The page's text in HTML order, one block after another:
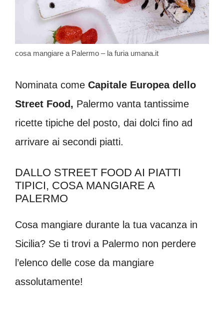
cosa mangiare a Palermo – la furia umana.it
Nominata come Capitale Europea dello
Street Food, Palermo vanta tantissime
ricette tipiche del posto, dai dolci fino ad
arrivare ai secondi piatti.
DALLO STREET FOOD AI PIATTI
TIPICI, COSA MANGIARE A
PALERMO
Cosa mangiare durante la tua vacanza in
Sicilia? Se ti trovi a Palermo non perdere
l’elenco delle cose da mangiare
assolutamente!